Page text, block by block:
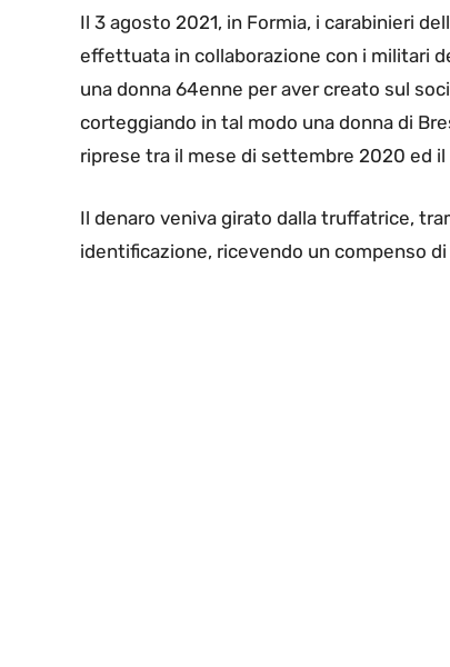
Il 3 agosto 2021, in Formia, i carabinieri
effettuata in collaborazione con i militari
una donna 64enne per aver creato sul
corteggiando in tal modo una donna di
riprese tra il mese di settembre 2020 ed
Il denaro veniva girato dalla truffatrice,
identificazione, ricevendo un compenso